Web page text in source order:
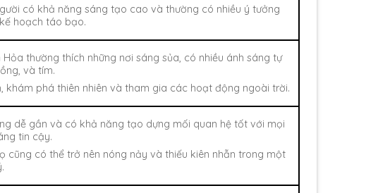
có khả năng sáng tạo cao và thường có nhiều ý tưởng
hoạch táo bạo.
thường thích những nơi sáng sủa, có nhiều ánh sáng tự
và tím.
khám phá thiên nhiên và tham gia các hoạt động ngoài trời.
dễ gần và có khả năng tạo dựng mối quan hệ tốt với mọi
tin cậy.
cũng có thể trở nên nóng nảy và thiếu kiên nhẫn trong một